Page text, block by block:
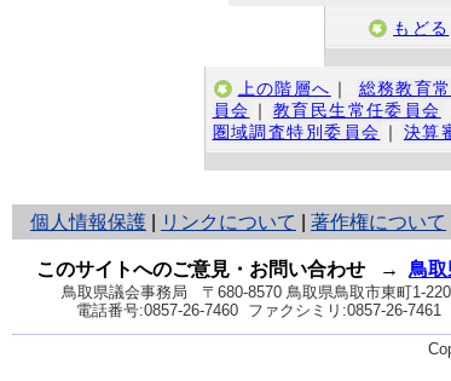
もどる
上の階層へ ｜ 総務教育
員会 ｜ 教育民生常任委員会
圏域調査特別委員会 ｜ 決算
個人情報保護
と
り
ネ
ッ
ト
へ
リンクについて 著作権について
このサイトへのご意見・お問い合わせ → 鳥
鳥取県議会事務局
〒680-8570 鳥取県鳥取市東町1-220
電話番号:0857-26-7460 ファクシミリ:0857-26-7461